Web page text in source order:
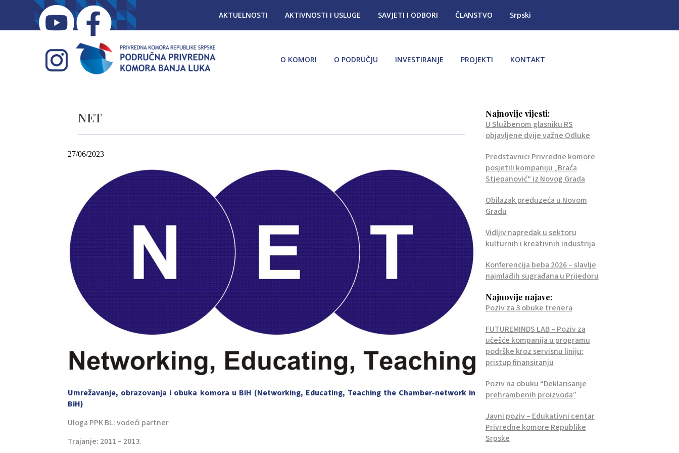
AKTUELNOSTI AKTIVNOSTI I USLUGE SAVJETI I ODBORI ČLANSTVO Srpski
O KOMORI O PODRUČJU INVESTIRANJE PROJEKTI KONTAKT
NET
27/06/2023
Umrežavanje, obrazovanja i obuka komora u BiH (Networking, Educating, Teaching the Chamber-network in
BiH)
Uloga PPK BL: vodeći partner
Trajanje: 2011 – 2013.
Najnovije vijesti:
U Službenom glasniku RS
objavljene dvije važne Odluke
Predstavnici Privredne komore
posjetili kompaniju „Braća
Stjepanović“ iz Novog Grada
Obilazak preduzeća u Novom
Gradu
Vidljiv napredak u sektoru
kulturnih i kreativnih industrija
Konferencija beba 2026 – slavlje
najmlađih sugrađana u Prijedoru
Najnovije najave:
Poziv za 3 obuke trenera
FUTUREMINDS LAB – Poziv za
učešće kompanija u programu
podrške kroz servisnu liniju:
pristup finansiranju
Poziv na obuku “Deklarisanje
prehrambenih proizvoda”
Javni poziv – Edukativni centar
Privredne komore Republike
Srpske